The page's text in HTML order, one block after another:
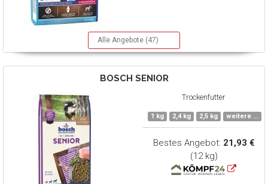
Alle Angebote (47)
BOSCH SENIOR
Trockenfutter
1 kg 2,4 kg 2,5 kg weitere ...
Bestes Angebot: 21,93 €
(12 kg)